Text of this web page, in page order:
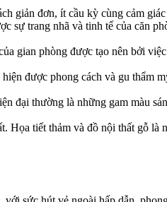
giản đơn, ít cầu kỳ cùng cảm
sự trang nhã và tinh tế của căn
gian phòng được tạo nên bởi
được phong cách và gu thẩm
đại thường là những gam màu
Họa tiết thảm và đồ nội thất gỗ